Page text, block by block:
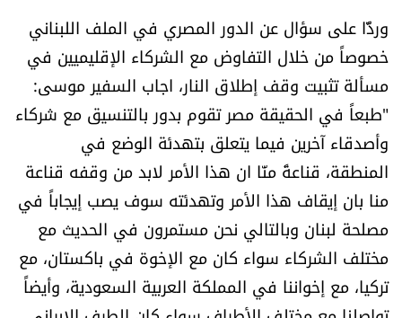
سجالات
صحّة وصحن
الرياضة
منوّعات
حظّك اليوم
للتاريخ
​وردًّا على سؤال عن الدور المصري في الملف اللبناني
خصوصاً من خلال التفاوض مع الشركاء الإقليميين في
مسألة تثبيت وقف إطلاق النار، ​اجاب السفير موسى:
"طبعاً في الحقيقة مصر تقوم بدور بالتنسيق مع شركاء
وأصدقاء آخرين فيما يتعلق بتهدئة الوضع في
المنطقة، قناعةً منّا ان هذا الأمر لابد من وقفه قناعة
منا بان إيقاف هذا الأمر وتهدئته سوف يصب إيجاباً في
مصلحة لبنان وبالتالي نحن مستمرون في الحديث مع
مختلف الشركاء سواء كان مع الإخوة في باكستان، مع
تركيا، مع إخواننا في المملكة العربية السعودية، وأيضاً